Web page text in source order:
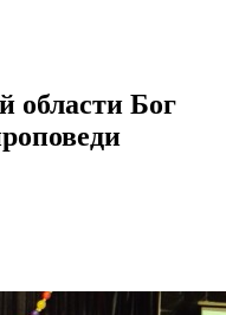
области Бог